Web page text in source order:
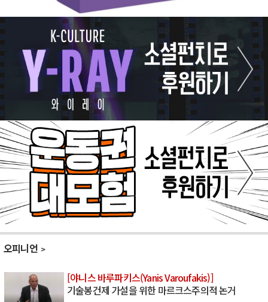
오피니언
[야니스 바루파키스(Yanis Varoufakis)]
기술봉건제 가설을 위한 마르크스주의적 논거